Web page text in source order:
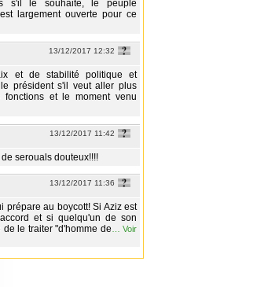
s'il le souhaite, le peuple
largement ouverte pour ce
13/12/2017 12:32
et de stabilité politique et
président s'il veut aller plus
et le moment venu
13/12/2017 11:42
serouals douteux!!!!
13/12/2017 11:36
prépare au boycott! Si Aziz est
et si quelqu'un de son
le traiter "d'homme de …Voir